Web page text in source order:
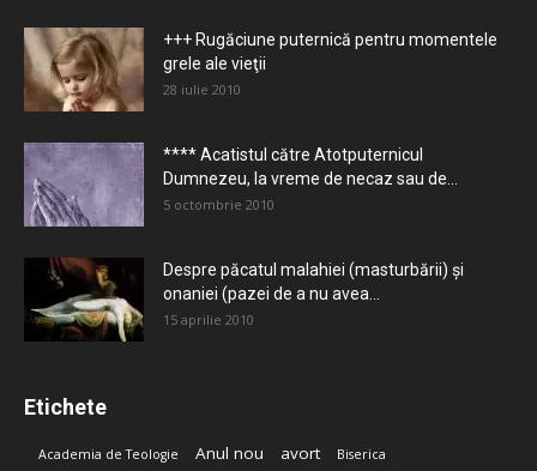
+++ Rugăciune puternică pentru momentele
grele ale vieţii
28 iulie 2010
**** Acatistul către Atotputernicul
Dumnezeu, la vreme de necaz sau de...
5 octombrie 2010
Despre păcatul malahiei (masturbării) şi
onaniei (pazei de a nu avea...
15 aprilie 2010
Etichete
Academia de Teologie Anul nou avort Biserica